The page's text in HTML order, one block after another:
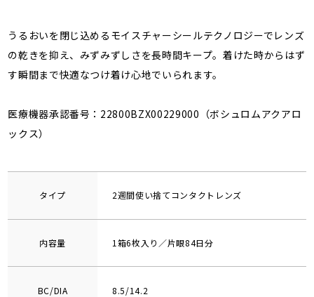
うるおいを閉じ込めるモイスチャーシールテクノロジーでレンズ
の乾きを抑え、みずみずしさを長時間キープ。着けた時からはず
す瞬間まで快適なつけ着け心地でいられます。
医療機器承認番号：22800BZX00229000（ボシュロムアクアロ
ックス）
タイプ 2週間使い捨てコンタクトレンズ
内容量 1箱6枚入り／片眼84日分
BC/DIA 8.5/14.2